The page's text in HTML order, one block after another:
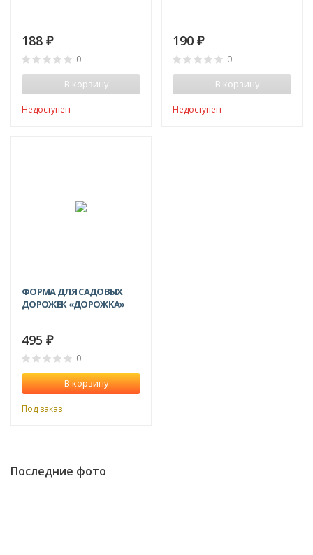
188 ₽
0
В корзину
Недоступен
190 ₽
0
В корзину
Недоступен
ФОРМА ДЛЯ САДОВЫХ
ДОРОЖЕК «ДОРОЖКА»
495 ₽
0
В корзину
Под заказ
Последние фото